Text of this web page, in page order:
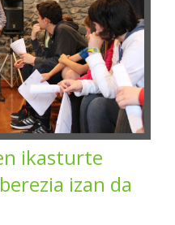
ikasturte
izan da